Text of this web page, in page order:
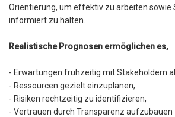
Orientierung, um effektiv zu arbeiten sowie
informiert zu halten.
Realistische Prognosen ermöglichen es,
- Erwartungen frühzeitig mit Stakeholdern
- Ressourcen gezielt einzuplanen,
- Risiken rechtzeitig zu identifizieren,
- Vertrauen durch Transparenz aufzubauen